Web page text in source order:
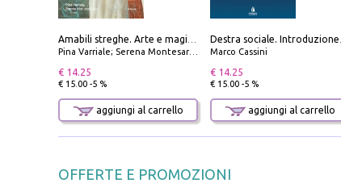
Pina Varriale; Serena Montesarchio
€ 14.25
€ 15.00 -5 %
aggiungi al carrello
Marco Cassini
€ 14.25
€ 15.00 -5 %
aggiungi al carrello
OFFERTE E PROMOZIONI